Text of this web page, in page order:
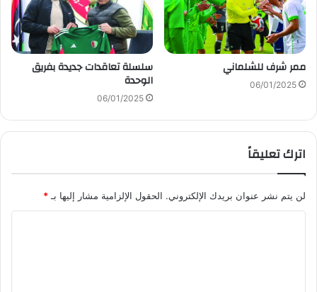
ممر شرف للشلماني
06/01/2025
سلسلة تعاقدات جديدة بفريق
الوحدة
06/01/2025
اترك تعليقاً
لن يتم نشر عنوان بريدك الإلكتروني. الحقول الإلزامية مشار إليها بـ *